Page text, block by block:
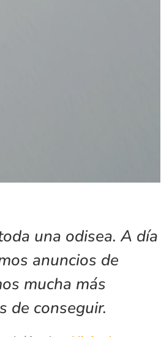
una odisea. A día
anuncios de
mucha más
de conseguir.